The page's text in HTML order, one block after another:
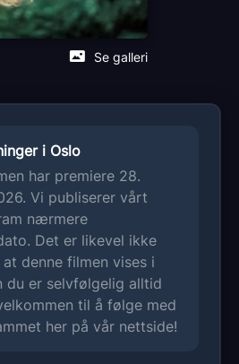
Se galleri
i Oslo
har premiere 28.
Vi publiserer vårt
nærmere
Det er likevel ikke
denne filmen vises i
du er selvfølgelig alltid
til å følge med
her på vår nettside!